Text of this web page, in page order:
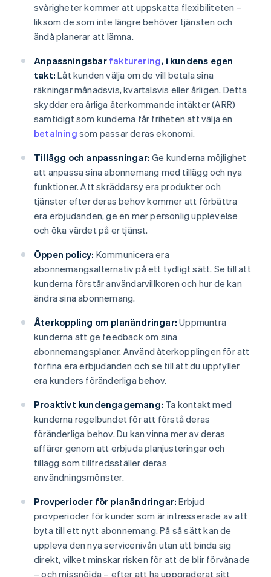
svårigheter kommer att uppskatta flexibiliteten –
liksom de som inte längre behöver tjänsten och
ändå planerar att lämna.
Anpassningsbar fakturering, i kundens egen
takt: Låt kunden välja om de vill betala sina
räkningar månadsvis, kvartalsvis eller årligen. Detta
skyddar era årliga återkommande intäkter (ARR)
samtidigt som kunderna får friheten att välja en
betalning som passar deras ekonomi.
Tillägg och anpassningar: Ge kunderna möjlighet
att anpassa sina abonnemang med tillägg och nya
funktioner. Att skräddarsy era produkter och
tjänster efter deras behov kommer att förbättra
era erbjudanden, ge en mer personlig upplevelse
och öka värdet på er tjänst.
Öppen policy: Kommunicera era
abonnemangsalternativ på ett tydligt sätt. Se till att
kunderna förstår användarvillkoren och hur de kan
ändra sina abonnemang.
Återkoppling om planändringar: Uppmuntra
kunderna att ge feedback om sina
abonnemangsplaner. Använd återkopplingen för att
förfina era erbjudanden och se till att du uppfyller
era kunders föränderliga behov.
Proaktivt kundengagemang: Ta kontakt med
kunderna regelbundet för att förstå deras
föränderliga behov. Du kan vinna mer av deras
affärer genom att erbjuda planjusteringar och
tillägg som tillfredsställer deras
användningsmönster.
Provperioder för planändringar: Erbjud
provperioder för kunder som är intresserade av att
byta till ett nytt abonnemang. På så sätt kan de
uppleva den nya servicenivån utan att binda sig
direkt, vilket minskar risken för att de blir förvånade
– och missnöjda – efter att ha uppgraderat sitt